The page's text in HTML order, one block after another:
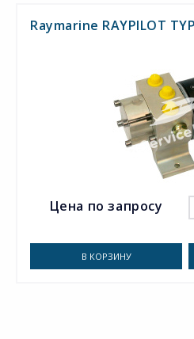
Raymarine RAYPILOT
Цена по запросу
В КОРЗИНУ